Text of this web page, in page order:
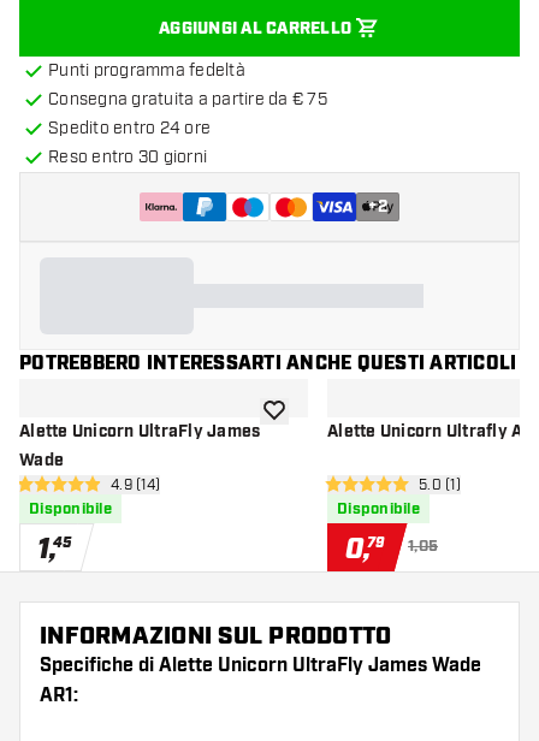
AGGIUNGI AL CARRELLO
Punti programma fedeltà
Consegna gratuita a partire da € 75
Spedito entro 24 ore
Reso entro 30 giorni
+2
POTREBBERO INTERESSARTI ANCHE QUESTI ARTICOLI
Alette Unicorn UltraFly James
Wade
apri pannello recensioni
4.9 stelle di valutazione
4.9 (14)
Disponibile
1,45
aggiungi alla lista dei desideri
Alette Unicorn Ultrafly
apri pannello
5 stelle di valutazione
5.0 (1)
Disponibile
0,79 1,05
INFORMAZIONI SUL PRODOTTO
Specifiche di Alette Unicorn UltraFly James Wade
AR1: